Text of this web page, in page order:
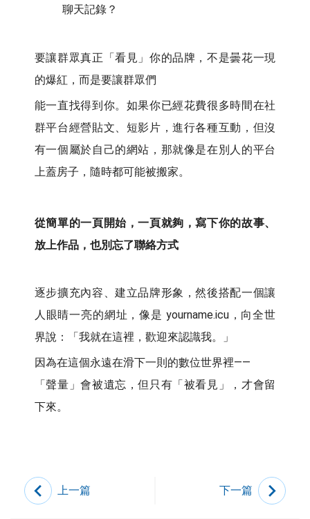
聊天記錄？
要讓群眾真正「看見」你的品牌，不是曇花一現
的爆紅，而是要讓群眾們
能一直找得到你。如果你已經花費很多時間在社
群平台經營貼文、短影片，進行各種互動，但沒
有一個屬於自己的網站，那就像是在別人的平台
上蓋房子，隨時都可能被搬家。
從簡單的一頁開始，一頁就夠，寫下你的故事、
放上作品，也別忘了聯絡方式
逐步擴充內容、建立品牌形象，然後搭配一個讓
人眼睛一亮的網址，像是 yourname.icu，向全世
界說：「我就在這裡，歡迎來認識我。」
因為在這個永遠在滑下一則的數位世界裡——
「聲量」會被遺忘，但只有「被看見」，才會留
下來。
上一篇 下一篇